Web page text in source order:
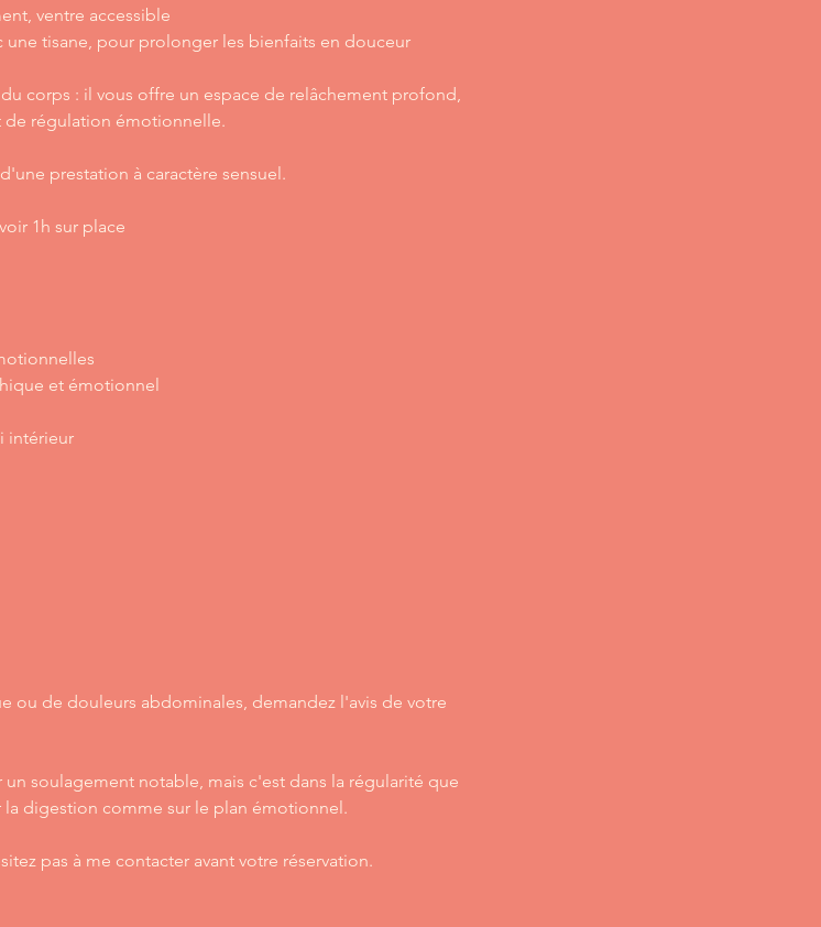
ventre accessible
tisane, pour prolonger les bienfaits en douceur
corps : il vous offre un espace de relâchement profond,
régulation émotionnelle.
prestation à caractère sensuel.
1h sur place
et émotionnel
intérieur
ou de douleurs abdominales, demandez l'avis de votre
soulagement notable, mais c'est dans la régularité que
digestion comme sur le plan émotionnel.
pas à me contacter avant votre réservation.